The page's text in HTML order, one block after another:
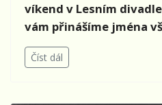
víkend v Lesním
vám přinášíme jména
Číst dál